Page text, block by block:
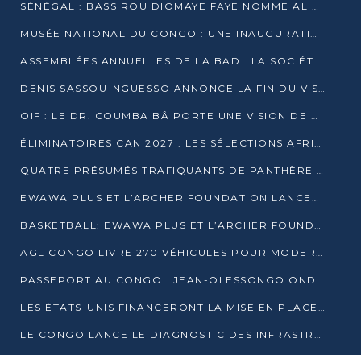
SÉNÉGAL : BASSIROU DIOMAYE FAYE NOMME AL AMINOU LÔ PREMIER MINISTRE
MUSÉE NATIONAL DU CONGO : UNE INAUGURATION PORTEUSE D’ESPOIR POUR LA CULTURE
ASSEMBLÉES ANNUELLES DE LA BAD : LA SOCIÉTÉ CIVILE CONGOLAISE À LA RECHERCHE DE PARTENAIRES POUR SES PROJETS
DENIS SASSOU-NGUESSO ANNONCE LA FIN DU VISA POUR LES AFRICAINS EN 2027
OIF : LE DR. COUMBA BÂ PORTE UNE VISION DE DIALOGUE, DE STABILITÉ ET DE RÉFORME À LA TÊTE
ÉLIMINATOIRES CAN 2027 : LES SÉLECTIONS AFRICAINES CONNAISSENT LEURS ADVERSAIRES
QUATRE PRÉSUMÉS TRAFIQUANTS DE PANTHÈRE ARRÊTÉS À EWO
EWAWA PLUS ET L’ARCHER FOUNDATION LANCENT UN CAMP DE BASKET POUR LES JEUNES À BRAZZAVILLE
BASKETBALL: EWAWA PLUS ET L’ARCHER FOUNDATION LANCENT UN CAMP POUR LES JEUNES
AGL CONGO LIVRE 270 VÉHICULES POUR MODERNISER LE TRANSPORT URBAIN
PASSEPORT AU CONGO : JEAN-OLESSONGO ONDAYE VEUT METTRE FIN AUX LENTEURS ADMINISTRATIVES
LES ÉTATS-UNIS FINANCERONT LA MISE EN PLACE DE JUSQU’À 50 CLINIQUES DE LUTTE CONTRE L’EBOLA
LE CONGO LANCE LE DIAGNOSTIC DES INFRASTRUCTURES SPORTIVES DU COMPLEXE DE KINTÉLÉ